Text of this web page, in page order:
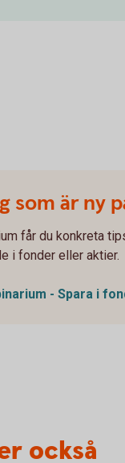
som är ny
får du konkreta
i fonder eller aktier.
- Spara i
också